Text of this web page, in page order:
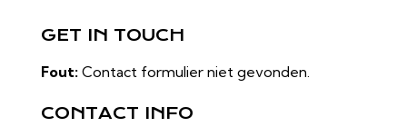
GET IN TOUCH
Fout: Contact formulier niet gevonden.
CONTACT INFO